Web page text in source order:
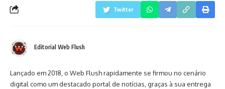
Twitter
Editorial Web Flush
Lançado em 2018, o Web Flush rapidamente se firmou no cenário
digital como um destacado portal de notícias, graças à sua entrega